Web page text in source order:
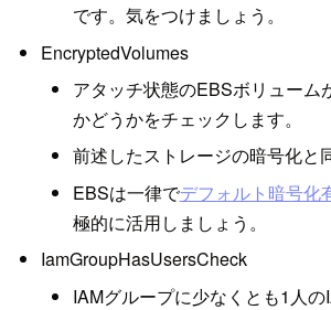
です。気をつけましょう。
EncryptedVolumes
アタッチ状態のEBSボリューム
かどうかをチェックします。
前述したストレージの暗号化と
EBSは一律でデフォルト暗号化
極的に活用しましょう。
IamGroupHasUsersCheck
IAMグループに少なくとも1人